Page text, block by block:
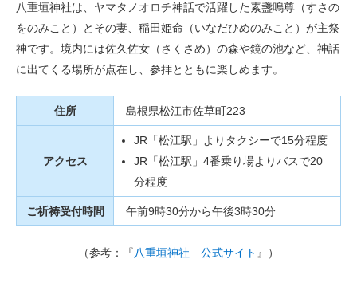
八重垣神社は、ヤマタノオロチ神話で活躍した素盞嗚尊（すさの
をのみこと）とその妻、稲田姫命（いなだひめのみこと）が主祭
神です。境内には佐久佐女（さくさめ）の森や鏡の池など、神話
に出てくる場所が点在し、参拝とともに楽しめます。
住所 島根県松江市佐草町223
アクセス
JR「松江駅」よりタクシーで15分程度
JR「松江駅」4番乗り場よりバスで20
分程度
ご祈祷受付時間 午前9時30分から午後3時30分
（参考：『八重垣神社 公式サイト 』）